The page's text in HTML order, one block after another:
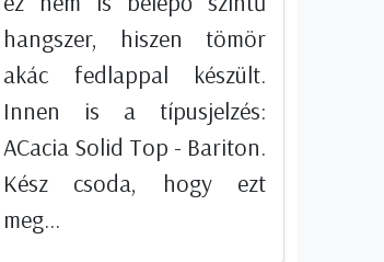
hangszer, hiszen tömör
akác fedlappal készült.
Innen is a típusjelzés:
ACacia Solid Top - Bariton.
Kész csoda, hogy ezt
meg...